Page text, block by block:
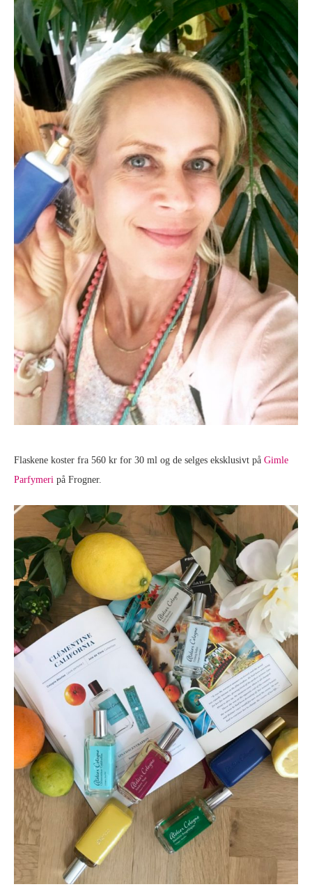
Flaskene koster fra 560 kr for 30 ml og de selges eksklusivt på Gimle
Parfymeri på Frogner.